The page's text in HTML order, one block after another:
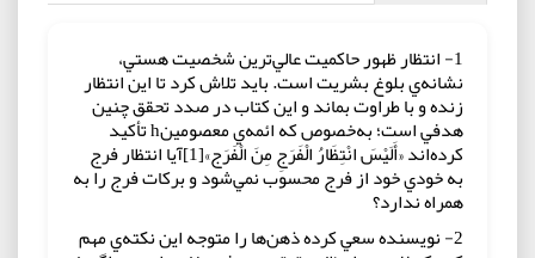
1- انتظار ظهور حاکميت عالي‌ترين شخصيت هستي،
نشانه‌ي بلوغ بشريت است. بايد تلاش کرد تا اين انتظار
زنده و با طراوت بماند و اين کتاب در صدد تحقق چنين
هدفي است؛ به‌خصوص که ائمه‌ي معصومينh تأکيد
کرده‌اند «أَلَيْسَ انْتِظَارُ الْفَرَجِ مِنَ الْفَرَج‏»[1]آیا انتظار فرج
به خودي خود از فرج محسوب نمي‌شود و برکات فرج را به
همراه ندارد؟
2- نويسنده سعي کرده ذهن‌ها را متوجه اين نکته‌ي مهم